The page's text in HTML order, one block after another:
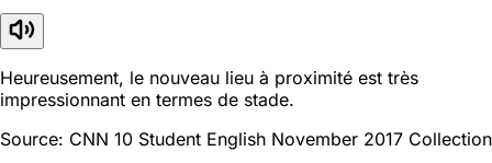
Heureusement, le nouveau lieu à proximité est très
impressionnant en termes de stade.
Source: CNN 10 Student English November 2017 Collection